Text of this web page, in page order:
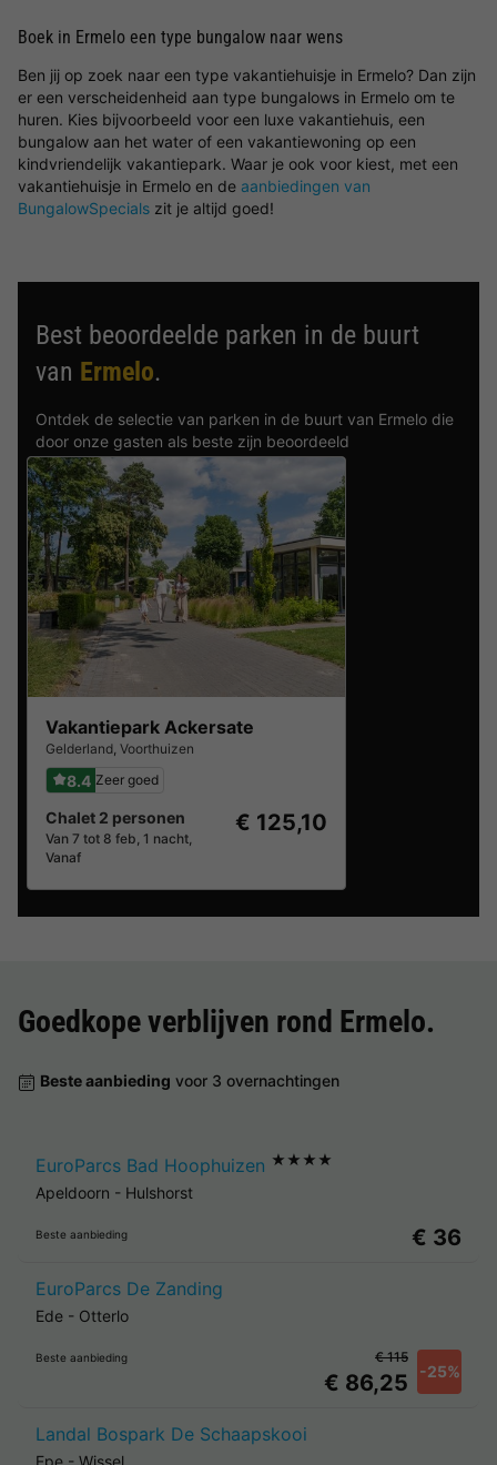
Boek in Ermelo een type bungalow naar wens
Ben jij op zoek naar een type vakantiehuisje in Ermelo? Dan zijn
er een verscheidenheid aan type bungalows in Ermelo om te
huren. Kies bijvoorbeeld voor een luxe vakantiehuis, een
bungalow aan het water of een vakantiewoning op een
kindvriendelijk vakantiepark. Waar je ook voor kiest, met een
vakantiehuisje in Ermelo en de aanbiedingen van
BungalowSpecials zit je altijd goed!
Best beoordeelde parken in de buurt
van Ermelo.
Ontdek de selectie van parken in de buurt van Ermelo die
door onze gasten als beste zijn beoordeeld
Vakantiepark Ackersate
Gelderland, Voorthuizen
8.4 Zeer goed
Chalet 2 personen
Van 7 tot 8 feb, 1 nacht,
Vanaf
€ 125,10
Goedkope verblijven rond Ermelo.
Beste aanbieding voor 3 overnachtingen
EuroParcs Bad Hoophuizen ★★★★
Apeldoorn - Hulshorst
Beste aanbieding € 36
EuroParcs De Zanding
Ede - Otterlo
Beste aanbieding
€ 86,25 -25%
€ 115
Landal Bospark De Schaapskooi